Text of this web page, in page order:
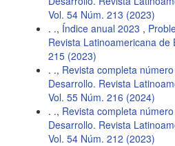
Vol. 54 Núm. 213 (2023)
. ., Índice anual 2023 ,
Revista Latinoamericana de
215 (2023)
. ., Revista completa
Desarrollo. Revista
Vol. 55 Núm. 216 (2024)
. ., Revista completa
Desarrollo. Revista
Vol. 54 Núm. 212 (2023)